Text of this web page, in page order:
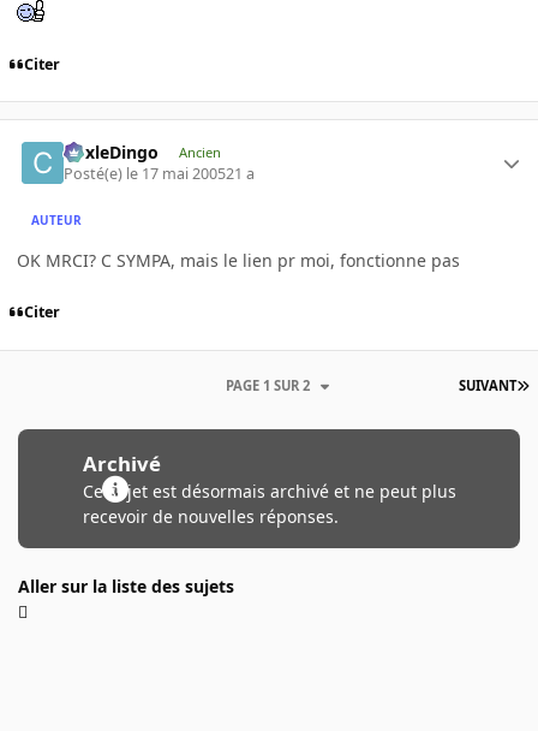
Citer
CoxleDingo Ancien
Posté(e) le 17 mai 200521 a
AUTEUR
OK MRCI? C SYMPA, mais le lien pr moi, fonctionne pas
Citer
SUIVANT
PAGE 1 SUR 2
Archivé
Ce sujet est désormais archivé et ne peut plus
recevoir de nouvelles réponses.
Aller sur la liste des sujets